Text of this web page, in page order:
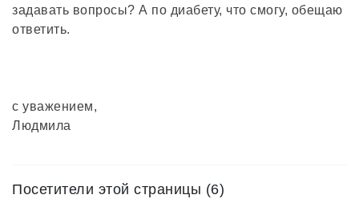
задавать вопросы? А по диабету, что смогу, обещаю
ответить.
с уважением,
Людмила
Посетители этой страницы (6)